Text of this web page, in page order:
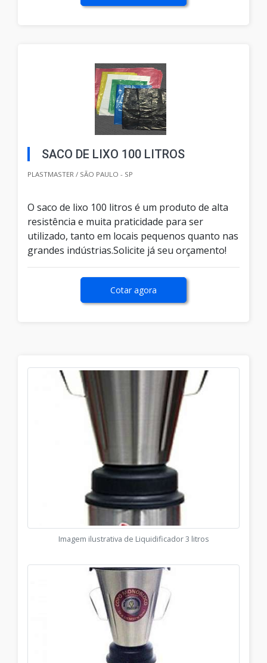
SACO DE LIXO 100 LITROS
PLASTMASTER / SÃO PAULO - SP
O saco de lixo 100 litros é um produto de alta
resistência e muita praticidade para ser
utilizado, tanto em locais pequenos quanto nas
grandes indústrias.Solicite já seu orçamento!
Cotar agora
Imagem ilustrativa de Liquidificador 3 litros